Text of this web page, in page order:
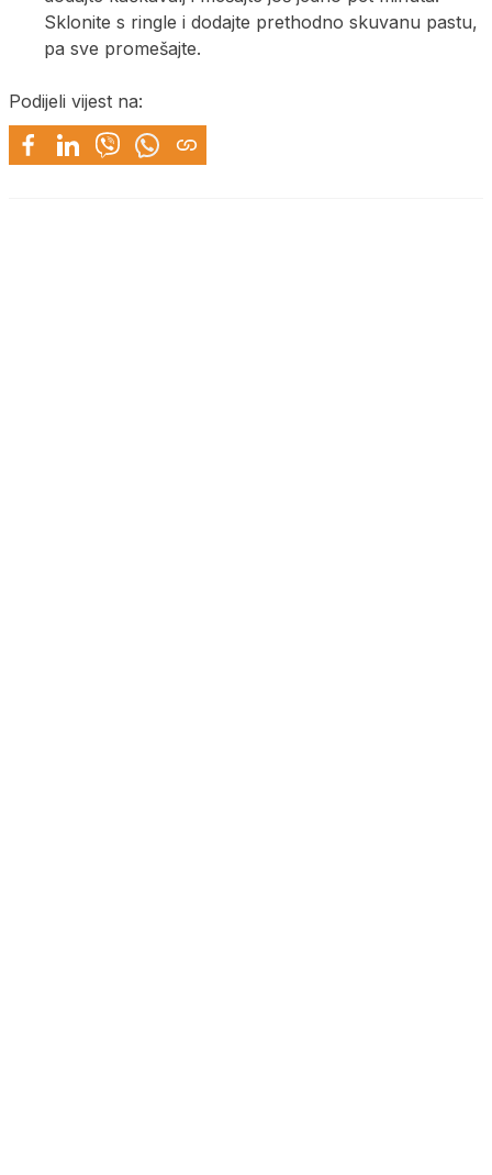
Sklonite s ringle i dodajte prethodno skuvanu pastu,
pa sve promešajte.
Podijeli vijest na: